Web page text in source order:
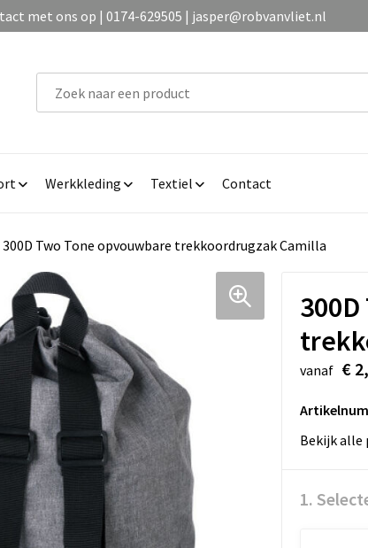
met ons op | 0174-629505 | jasper@robvanvliet.nl
Werkkleding Textiel Contact
300D Two Tone opvouwbare trekkoordrugzak Camilla
vanaf €
Bekijk alle
1.